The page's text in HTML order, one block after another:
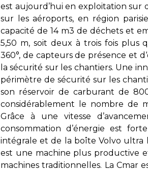
est aujourd’hui en exploitation sur
sur les aéroports, en région
capacité de 14 m3 de déchets et
5,50 m, soit deux à trois fois plus
360°, de capteurs de présence et
la sécurité sur les chantiers. Une
périmètre de sécurité sur les
son réservoir de carburant de
considérablement le nombre de
Grâce à une vitesse
consommation d’énergie est
intégrale et de la boîte Volvo ultra
est une machine plus productive
machines traditionnelles. La Cmar